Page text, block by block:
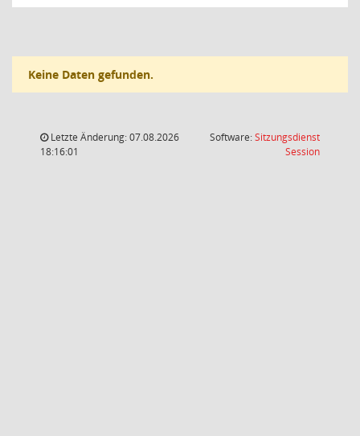
Keine Daten gefunden.
Letzte Änderung: 07.08.2026
18:16:01
Software:Sitzungsdienst
Session(Wird in